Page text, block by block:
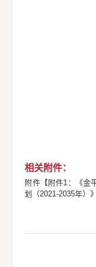
相关附件：
附件【 附件1：《金
划（2021-2035年）